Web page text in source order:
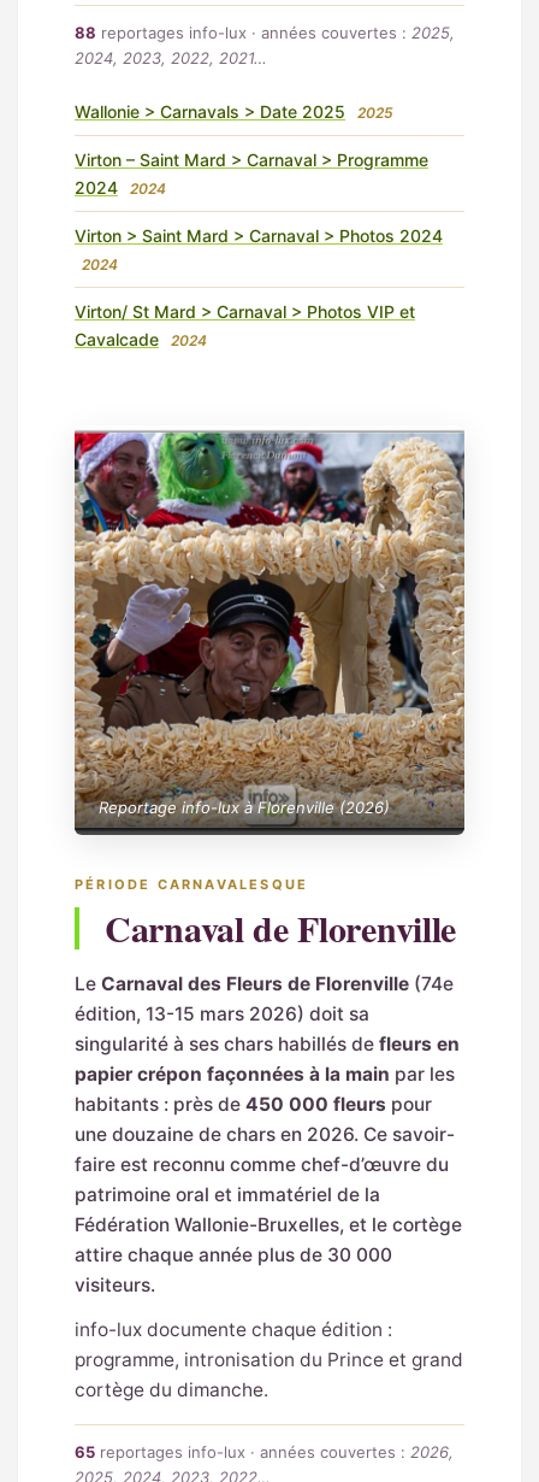
88 reportages info-lux · années couvertes : 2025,
2024, 2023, 2022, 2021…
Wallonie > Carnavals > Date 2025 2025
Virton – Saint Mard > Carnaval > Programme
2024
2024
Virton > Saint Mard > Carnaval > Photos 2024
2024
Virton/ St Mard > Carnaval > Photos VIP et
Cavalcade
2024
PÉRIODE CARNAVALESQUE
Carnaval de Florenville
Le Carnaval des Fleurs de Florenville (74e
édition, 13-15 mars 2026) doit sa
singularité à ses chars habillés de fleurs en
papier crépon façonnées à la main par les
habitants : près de 450 000 fleurs pour
une douzaine de chars en 2026. Ce savoir-
faire est reconnu comme chef-d’œuvre du
patrimoine oral et immatériel de la
Fédération Wallonie-Bruxelles, et le cortège
attire chaque année plus de 30 000
visiteurs.
info-lux documente chaque édition :
programme, intronisation du Prince et grand
cortège du dimanche.
65 reportages info-lux · années couvertes : 2026,
2025, 2024, 2023, 2022…
Reportage info-lux à Florenville (2026)